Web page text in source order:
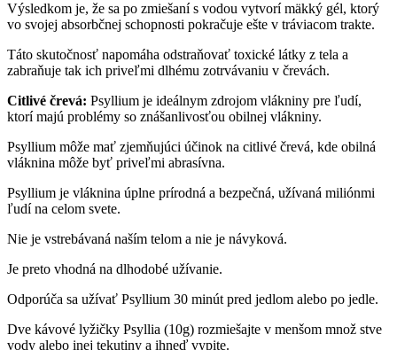
Výsledkom je, že sa po zmiešaní s vodou vytvorí mäkký gél, ktorý
vo svojej absorbčnej schopnosti pokračuje ešte v tráviacom trakte.
Táto skutočnosť napomáha odstraňovať toxické látky z tela a
zabraňuje tak ich priveľmi dlhému zotrvávaniu v črevách.
Citlivé črevá: Psyllium je ideálnym zdrojom vlákniny pre ľudí,
ktorí majú problémy so znášanlivosťou obilnej vlákniny.
Psyllium môže mať zjemňujúci účinok na citlivé črevá, kde obilná
vláknina môže byť priveľmi abrasívna.
Psyllium je vláknina úplne prírodná a bezpečná, užívaná miliónmi
ľudí na celom svete.
Nie je vstrebávaná naším telom a nie je návyková.
Je preto vhodná na dlhodobé užívanie.
Odporúča sa užívať Psyllium 30 minút pred jedlom alebo po jedle.
Dve kávové lyžičky Psyllia (10g) rozmiešajte v menšom množ stve
vody alebo inej tekutiny a ihneď vypite.